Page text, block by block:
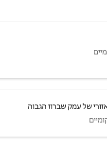
של עמק שברוז הגבוה